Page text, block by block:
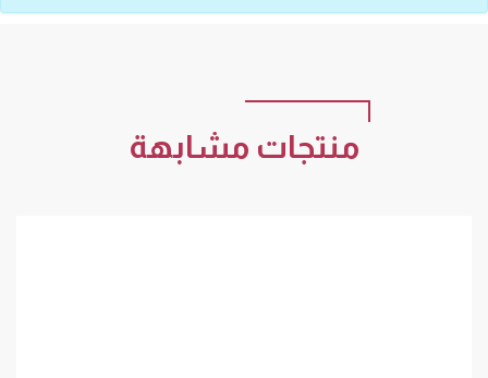
منتجات مشابهة